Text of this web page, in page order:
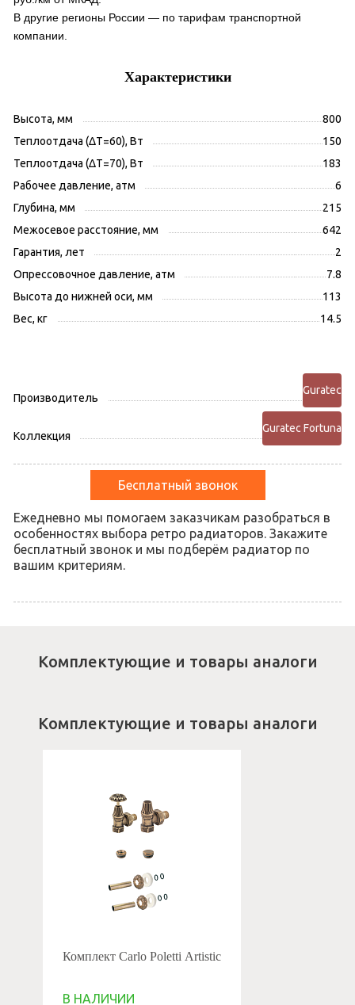
В другие регионы России — по тарифам транспортной
компании.
Характеристики
Высота, мм
800
Теплоотдача (ΔT=60), Вт
150
Теплоотдача (ΔT=70), Вт
183
Рабочее давление, атм
6
Глубина, мм
215
Межосевое расстояние, мм
642
Гарантия, лет
2
Опрессовочное давление, атм
7.8
Высота до нижней оси, мм
113
Вес, кг
14.5
Производитель
Guratec
Коллекция
Guratec Fortuna
Бесплатный звонок
Ежедневно мы помогаем заказчикам разобраться в
особенностях выбора ретро радиаторов. Закажите
бесплатный звонок и мы подберём радиатор по
вашим критериям.
Комплектующие и товары аналоги
Комплектующие и товары аналоги
Комплект Carlo Poletti Artistic
В НАЛИЧИИ